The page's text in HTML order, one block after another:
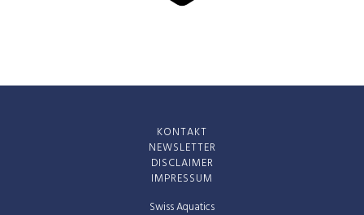
Swiss Aquatics
KONTAKT
NEWSLETTER
DISCLAIMER
IMPRESSUM